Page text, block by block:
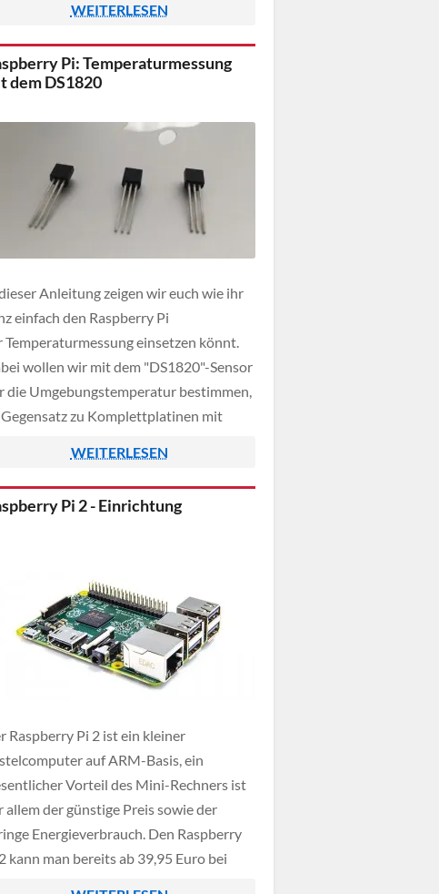
WEITERLESEN
Pi: Temperaturmessung
dem DS1820
Anleitung zeigen wir euch wie ihr
einfach den Raspberry Pi
Temperaturmessung einsetzen könnt.
wollen wir mit dem "DS1820"-Sensor
die Umgebungstemperatur bestimmen,
zu Komplettplatinen mit
Temperaturmessung so wesentlich
umsetzbar. Dies macht vor allem
wenn ihr gleich mehrere Sensoren
WEITERLESEN
Pi 2 - Einrichtung
Raspberry Pi 2 ist ein kleiner
auf ARM-Basis, ein
Vorteil des Mini-Rechners ist
allem der günstige Preis sowie der
Energieverbrauch. Den Raspberry
kann man bereits ab 39,95 Euro bei